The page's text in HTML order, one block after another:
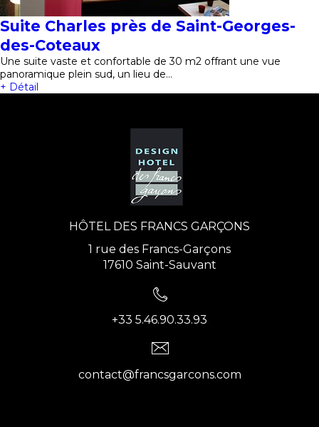
Suite Charles près de Saint-Georges-
des-Coteaux
Une suite vaste et confortable de 30 m2 offrant une vue
panoramique plein sud, un lieu de…
+ Détail
HÔTEL DES FRANCS GARÇONS
1 rue des Francs-Garçons
17610 Saint-Sauvant
+33 5.46.90.33.93
contact@francsgarcons.com